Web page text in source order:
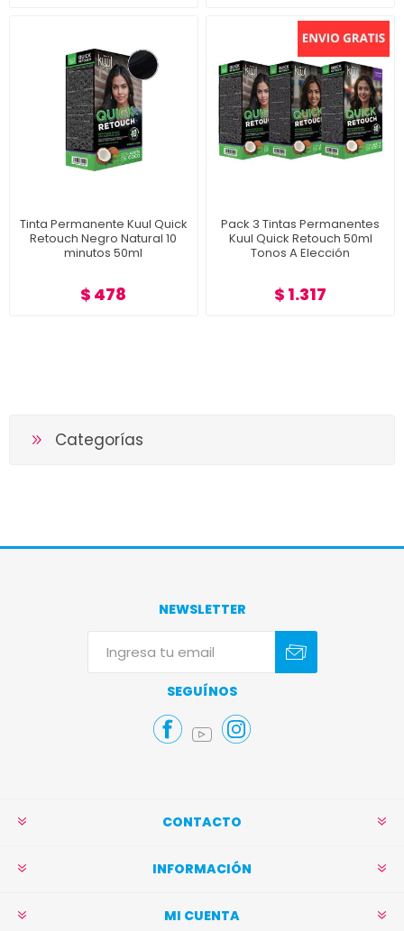
Tinta Permanente Kuul Quick
Retouch Negro Natural 10
minutos 50ml
$ 478
Pack 3 Tintas Permanentes
Kuul Quick Retouch 50ml
Tonos A Elección
$ 1.317
Categorías
NEWSLETTER
SEGUÍNOS
CONTACTO
INFORMACIÓN
MI CUENTA